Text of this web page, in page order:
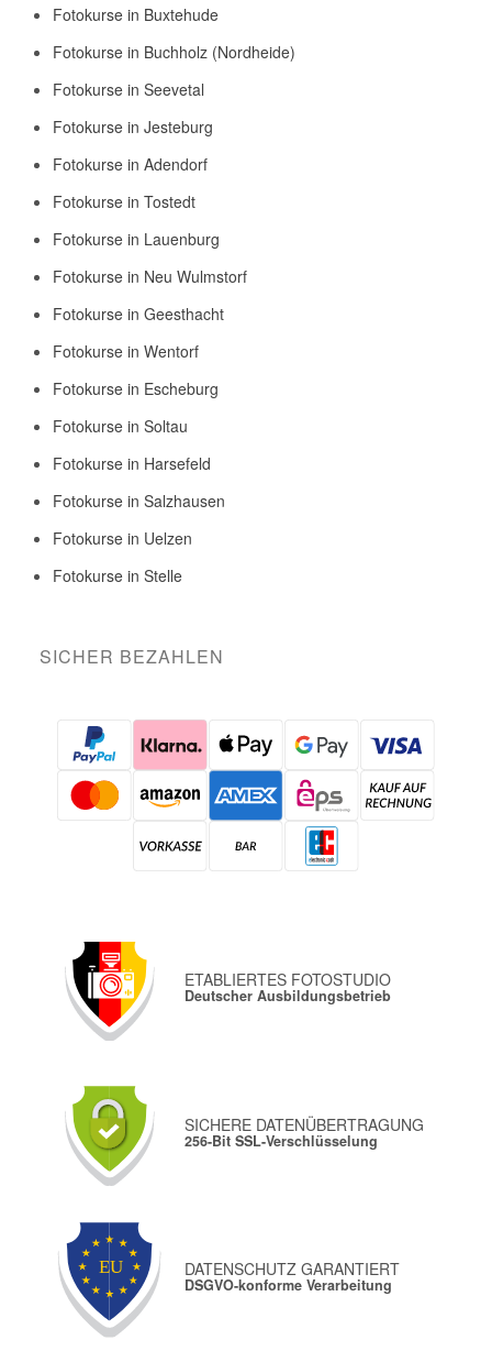
Fotokurse in Buxtehude
Fotokurse in Buchholz (Nordheide)
Fotokurse in Seevetal
Fotokurse in Jesteburg
Fotokurse in Adendorf
Fotokurse in Tostedt
Fotokurse in Lauenburg
Fotokurse in Neu Wulmstorf
Fotokurse in Geesthacht
Fotokurse in Wentorf
Fotokurse in Escheburg
Fotokurse in Soltau
Fotokurse in Harsefeld
Fotokurse in Salzhausen
Fotokurse in Uelzen
Fotokurse in Stelle
SICHER BEZAHLEN
ETABLIERTES FOTOSTUDIO
Deutscher Ausbildungsbetrieb
SICHERE DATENÜBERTRAGUNG
256-Bit SSL-Verschlüsselung
DATENSCHUTZ GARANTIERT
DSGVO-konforme Verarbeitung